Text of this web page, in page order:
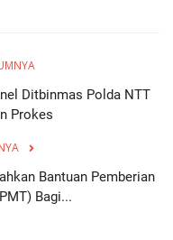
Ditbinmas Polda NTT
Prokes
Bantuan Pemberian
Bagi...